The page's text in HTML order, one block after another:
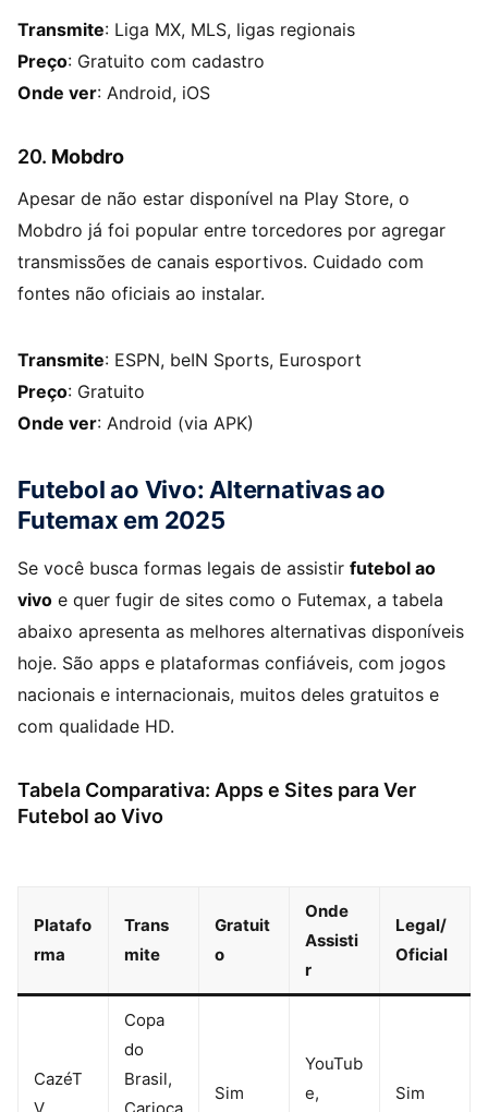
Transmite: Liga MX, MLS, ligas regionais
Preço: Gratuito com cadastro
Onde ver: Android, iOS
20. Mobdro
Apesar de não estar disponível na Play Store, o
Mobdro já foi popular entre torcedores por agregar
transmissões de canais esportivos. Cuidado com
fontes não oficiais ao instalar.
Transmite: ESPN, beIN Sports, Eurosport
Preço: Gratuito
Onde ver: Android (via APK)
Futebol ao Vivo: Alternativas ao
Futemax em 2025
Se você busca formas legais de assistir futebol ao
vivo e quer fugir de sites como o Futemax, a tabela
abaixo apresenta as melhores alternativas disponíveis
hoje. São apps e plataformas confiáveis, com jogos
nacionais e internacionais, muitos deles gratuitos e
com qualidade HD.
Tabela Comparativa: Apps e Sites para Ver
Futebol ao Vivo
Platafo
rma
Trans
mite
Gratuit
o
Onde
Assisti
r
Legal/
Oficial
CazéT
Copa
do
Brasil,
Sim
YouTub
e,
Sim